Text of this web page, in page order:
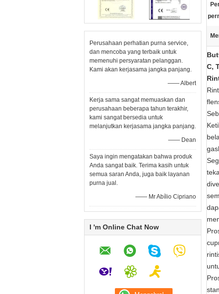
Perusahaan perhatian purna service,
dan mencoba yang terbaik untuk
memenuhi persyaratan pelanggan.
Kami akan kerjasama jangka panjang.
—— Albert
Kerja sama sangat memuaskan dan
perusahaan beberapa tahun terakhir,
kami sangat bersedia untuk
melanjutkan kerjasama jangka panjang.
—— Dean
Saya ingin mengatakan bahwa produk
Anda sangat baik. Terima kasih untuk
semua saran Anda, juga baik layanan
purna jual.
—— Mr Abílio Cipriano
I 'm Online Chat Now
C,